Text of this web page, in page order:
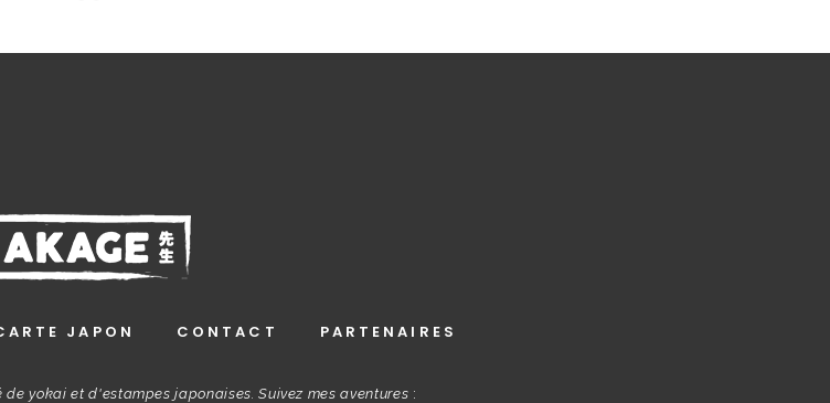
JAPON CONTACT PARTENAIRES
yokai et d'estampes japonaises. Suivez mes aventures :